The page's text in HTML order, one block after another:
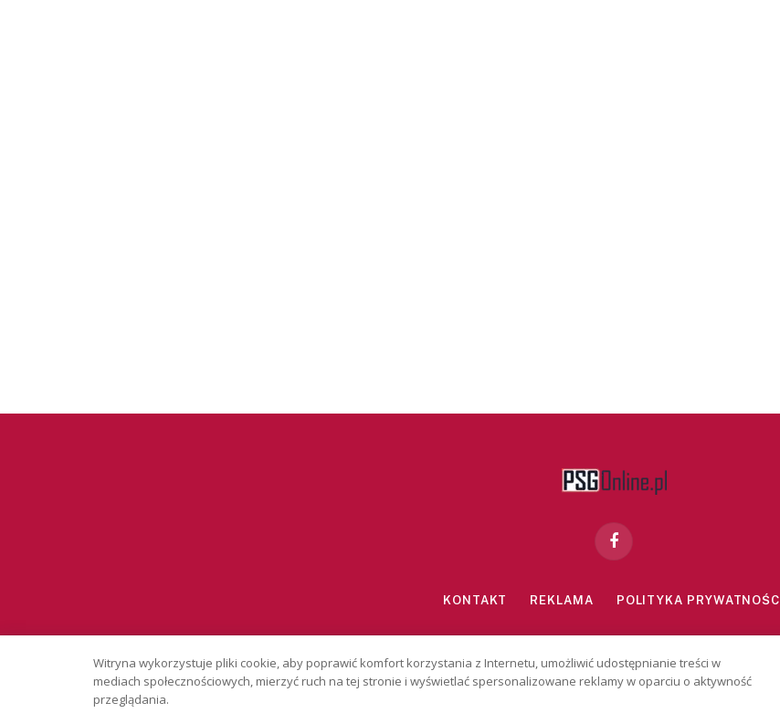
Facebook
KONTAKT REKLAMA POLITYKA PRYWATNOŚCI
Copyright © 2026 PSGonline.pl
Witryna wykorzystuje pliki cookie, aby poprawić komfort korzystania z Internetu, umożliwić udostępnianie treści w
mediach społecznościowych, mierzyć ruch na tej stronie i wyświetlać spersonalizowane reklamy w oparciu o aktywność
przeglądania.